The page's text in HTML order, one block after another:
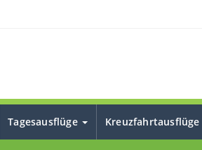
Tagesausflüge Kreuzfahrtausflüge